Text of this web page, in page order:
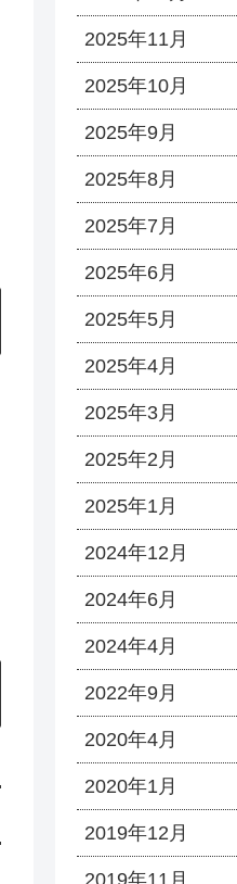
2025年11月
2025年10月
2025年9月
2025年8月
2025年7月
2025年6月
2025年5月
2025年4月
2025年3月
2025年2月
2025年1月
2024年12月
2024年6月
2024年4月
2022年9月
2020年4月
2020年1月
2019年12月
2019年11月